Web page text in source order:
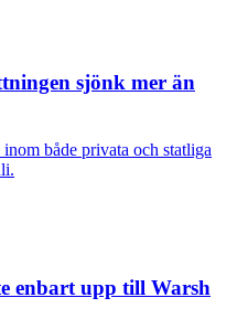
sjönk mer än
både privata och statliga
enbart upp till Warsh